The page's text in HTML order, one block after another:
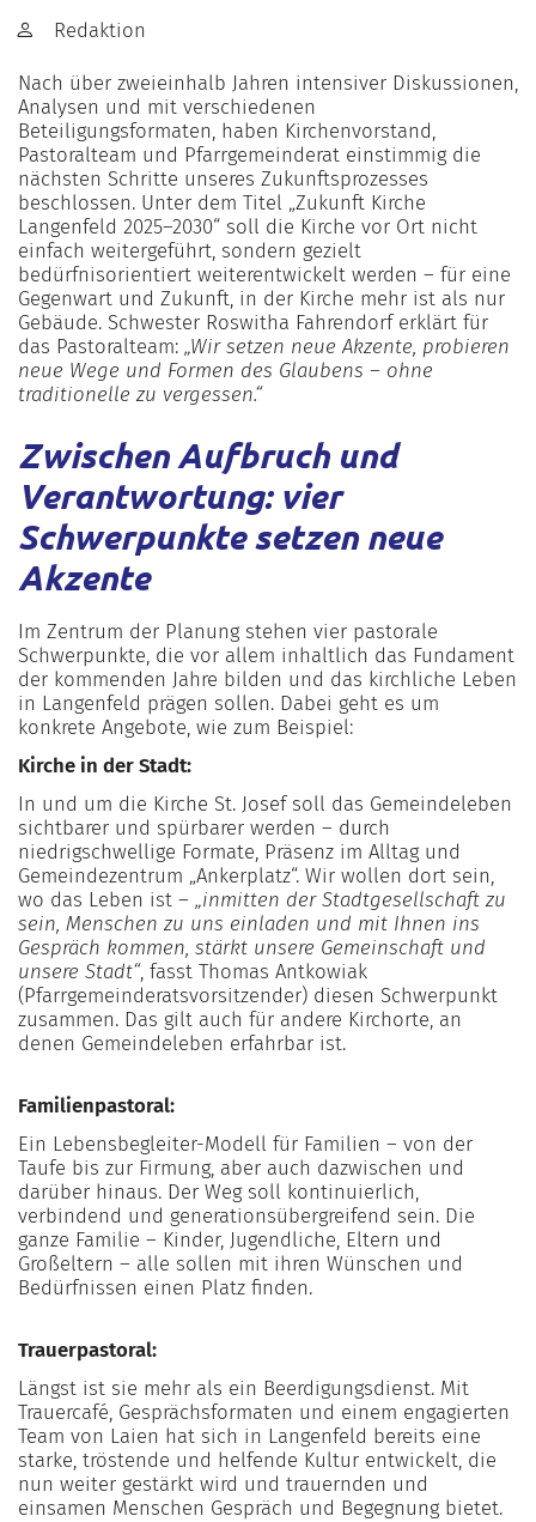
Von: Redaktion
Nach über zweieinhalb Jahren intensiver Diskussionen,
Analysen und mit verschiedenen
Beteiligungsformaten, haben Kirchenvorstand,
Pastoralteam und Pfarrgemeinderat einstimmig die
nächsten Schritte unseres Zukunftsprozesses
beschlossen. Unter dem Titel „Zukunft Kirche
Langenfeld 2025–2030“ soll die Kirche vor Ort nicht
einfach weitergeführt, sondern gezielt
bedürfnisorientiert weiterentwickelt werden – für eine
Gegenwart und Zukunft, in der Kirche mehr ist als nur
Gebäude. Schwester Roswitha Fahrendorf erklärt für
das Pastoralteam: „Wir setzen neue Akzente, probieren
neue Wege und Formen des Glaubens – ohne
traditionelle zu vergessen.“
Zwischen Aufbruch und
Verantwortung: vier
Schwerpunkte setzen neue
Akzente
Im Zentrum der Planung stehen vier pastorale
Schwerpunkte, die vor allem inhaltlich das Fundament
der kommenden Jahre bilden und das kirchliche Leben
in Langenfeld prägen sollen. Dabei geht es um
konkrete Angebote, wie zum Beispiel:
Kirche in der Stadt:
In und um die Kirche St. Josef soll das Gemeindeleben
sichtbarer und spürbarer werden – durch
niedrigschwellige Formate, Präsenz im Alltag und
Gemeindezentrum „Ankerplatz“. Wir wollen dort sein,
wo das Leben ist – „inmitten der Stadtgesellschaft zu
sein, Menschen zu uns einladen und mit Ihnen ins
Gespräch kommen, stärkt unsere Gemeinschaft und
unsere Stadt“, fasst Thomas Antkowiak
(Pfarrgemeinderatsvorsitzender) diesen Schwerpunkt
zusammen. Das gilt auch für andere Kirchorte, an
denen Gemeindeleben erfahrbar ist.
Familienpastoral:
Ein Lebensbegleiter-Modell für Familien – von der
Taufe bis zur Firmung, aber auch dazwischen und
darüber hinaus. Der Weg soll kontinuierlich,
verbindend und generationsübergreifend sein. Die
ganze Familie – Kinder, Jugendliche, Eltern und
Großeltern – alle sollen mit ihren Wünschen und
Bedürfnissen einen Platz finden.
Trauerpastoral:
Längst ist sie mehr als ein Beerdigungsdienst. Mit
Trauercafé, Gesprächsformaten und einem engagierten
Team von Laien hat sich in Langenfeld bereits eine
starke, tröstende und helfende Kultur entwickelt, die
nun weiter gestärkt wird und trauernden und
einsamen Menschen Gespräch und Begegnung bietet.